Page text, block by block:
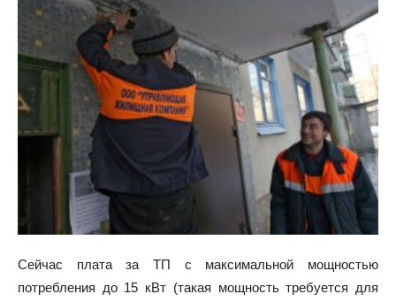
Сейчас плата за ТП с максимальной мощностью
потребления до 15 кВт (такая мощность требуется для